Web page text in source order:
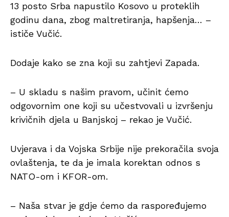
13 posto Srba napustilo Kosovo u proteklih
godinu dana, zbog maltretiranja, hapšenja… –
ističe Vučić.
Dodaje kako se zna koji su zahtjevi Zapada.
– U skladu s našim pravom, učinit ćemo
odgovornim one koji su učestvovali u izvršenju
krivičnih djela u Banjskoj – rekao je Vučić.
Uvjerava i da Vojska Srbije nije prekoračila svoja
ovlaštenja, te da je imala korektan odnos s
NATO-om i KFOR-om.
– Naša stvar je gdje ćemo da raspoređujemo